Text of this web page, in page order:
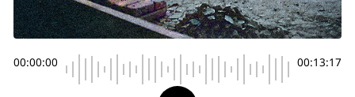
00:00:00 00:13:17